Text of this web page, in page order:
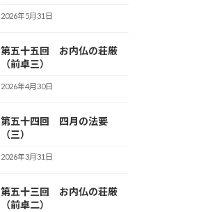
2026年5月31日
第五十五回 お内仏の荘厳
（前卓三）
2026年4月30日
第五十四回 四月の法要
（三）
2026年3月31日
第五十三回 お内仏の荘厳
（前卓二）